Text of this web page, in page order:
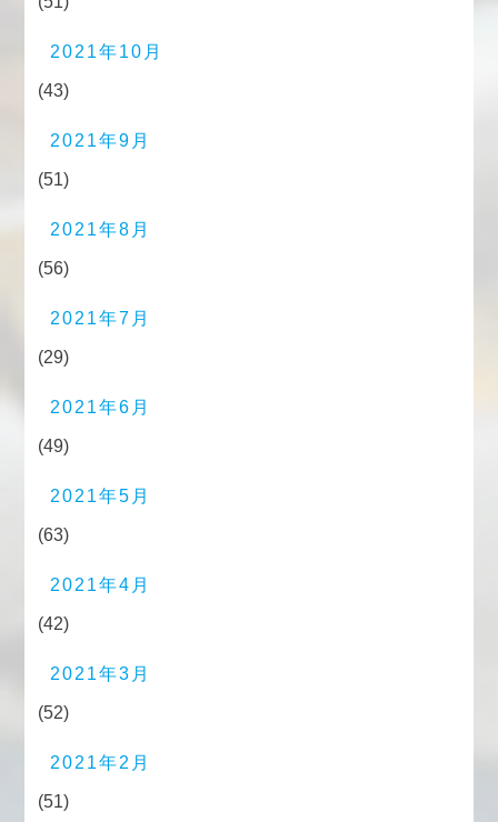
2021年10月
(43)
2021年9月
(51)
2021年8月
(56)
2021年7月
(29)
2021年6月
(49)
2021年5月
(63)
2021年4月
(42)
2021年3月
(52)
2021年2月
(51)